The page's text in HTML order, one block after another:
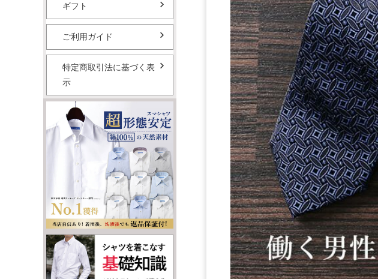
ギフト
ご利用ガイド
特定商取引法に基づく表
示